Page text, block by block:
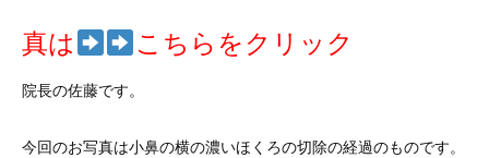
真は こちらをクリック
院長の佐藤です。
今回のお写真は小鼻の横の濃いほくろの切除の経過のものです。